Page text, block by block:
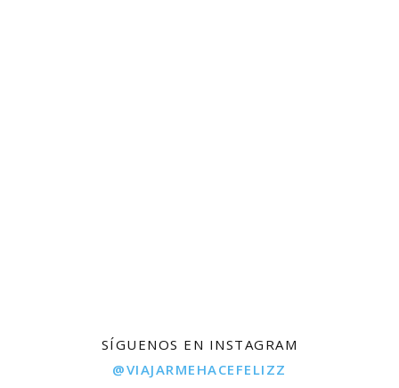
SÍGUENOS EN INSTAGRAM
@VIAJARMEHACEFELIZZ